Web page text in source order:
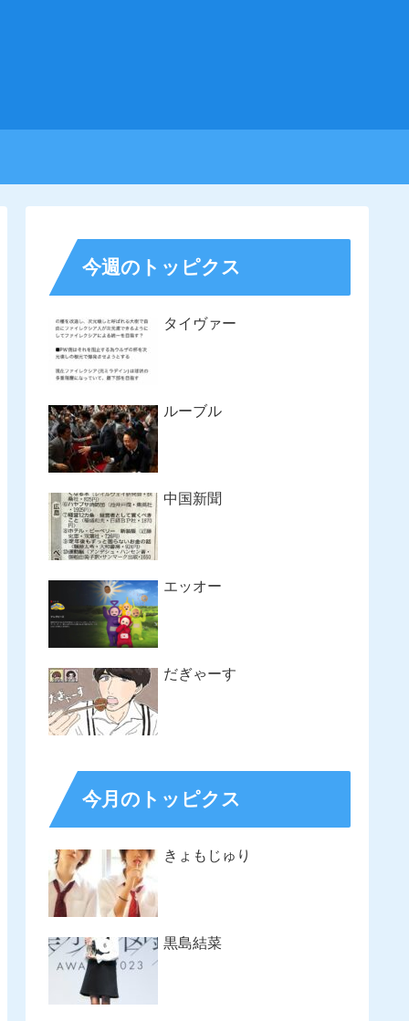
今週のトッピクス
タイヴァー
ルーブル
中国新聞
エッオー
だぎゃーす
今月のトッピクス
きょもじゅり
黒島結菜